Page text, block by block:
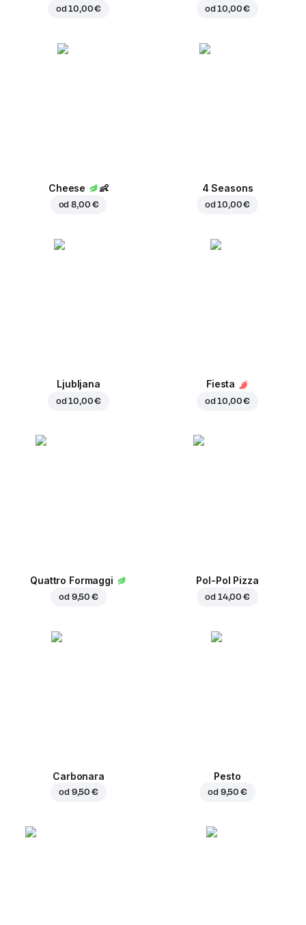
od10,00 € od10,00 €
Cheese 👶
od8,00 €
4 Seasons
od10,00 €
Ljubljana
od10,00 €
Fiesta
od10,00 €
Quattro Formaggi
od 9,50 €
Pol-Pol Pizza
od 14,00 €
Carbonara
od 9,50 €
Pesto
od 9,50 €